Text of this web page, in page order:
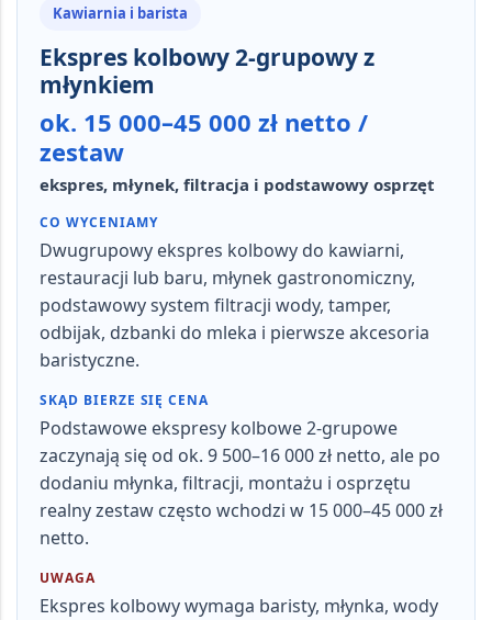
Kawiarnia i barista
Ekspres kolbowy 2-grupowy z
młynkiem
ok. 15 000–45 000 zł netto /
zestaw
ekspres, młynek, filtracja i podstawowy osprzęt
CO WYCENIAMY
Dwugrupowy ekspres kolbowy do kawiarni,
restauracji lub baru, młynek gastronomiczny,
podstawowy system filtracji wody, tamper,
odbijak, dzbanki do mleka i pierwsze akcesoria
baristyczne.
SKĄD BIERZE SIĘ CENA
Podstawowe ekspresy kolbowe 2-grupowe
zaczynają się od ok. 9 500–16 000 zł netto, ale po
dodaniu młynka, filtracji, montażu i osprzętu
realny zestaw często wchodzi w 15 000–45 000 zł
netto.
UWAGA
Ekspres kolbowy wymaga baristy, młynka, wody